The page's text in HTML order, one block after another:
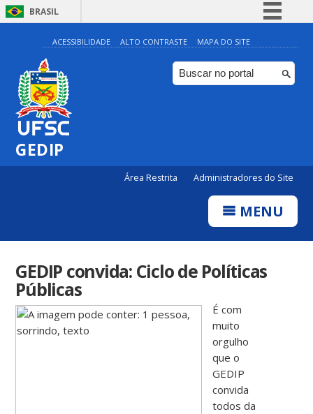
BRASIL
Simplifique!
Comunica BR
Participe
ACESSIBILIDADE ALTO CONTRASTE MAPA DO SITE
GEDIP
Área Restrita Administradores do Site
MENU
GEDIP convida: Ciclo de Políticas
Públicas
É com
muito
orgulho
que o
GEDIP
convida
todos da